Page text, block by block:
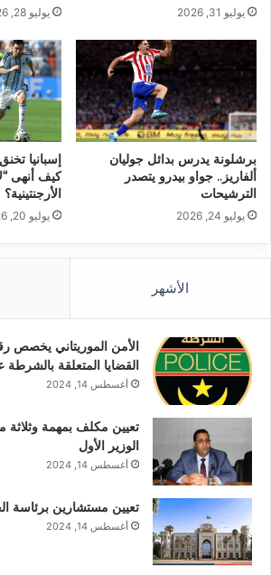
يوليو 31, 2026 يوليو 28, 2026
برشلونة يدرس بدائل جوليان
ألفاريز.. جواو بيدرو يتصدر
الترشيحات
يوليو 24, 2026
إسبانيا
كيف أنهى
الأرجنتينية؟
يوليو 20, 2026
الأشهر
الأمن الموريتاني يخصص
القضايا المتعلقة بالشرطة
أغسطس 14, 2024
تعيين مكلف بمهمة وثلاثة
الوزير الأول
أغسطس 14, 2024
تعيين مستشارين برئاسة
أغسطس 14, 2024